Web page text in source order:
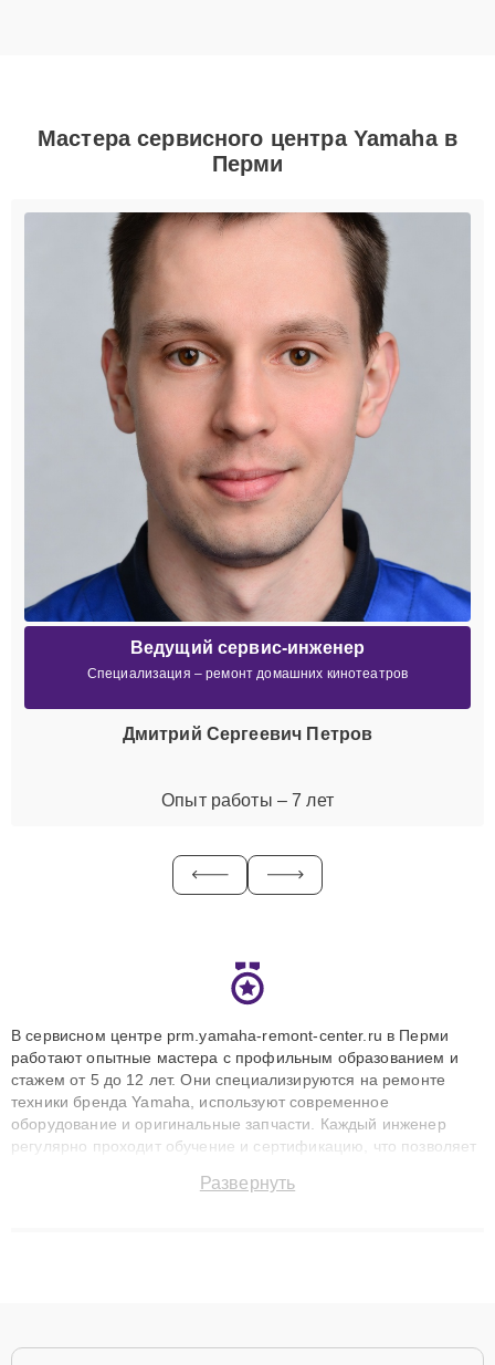
Мастера сервисного центра Yamaha в
Перми
Ведущий сервис-инженер
Специализация – ремонт домашних кинотеатров
Дмитрий Сергеевич Петров
Опыт работы – 7 лет
В сервисном центре prm.yamaha-remont-center.ru в Перми
работают опытные мастера с профильным образованием и
стажем от 5 до 12 лет. Они специализируются на ремонте
техники бренда Yamaha, используют современное
оборудование и оригинальные запчасти. Каждый инженер
регулярно проходит обучение и сертификацию, что позволяет
технику с сохранением гарантии до 3 лет. Наши мастера
Развернуть